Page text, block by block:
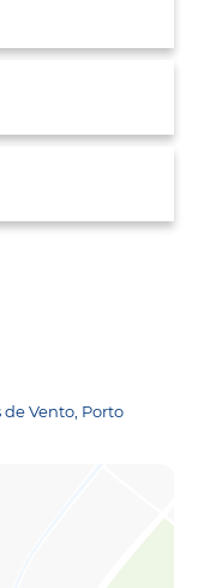
Vento, Porto